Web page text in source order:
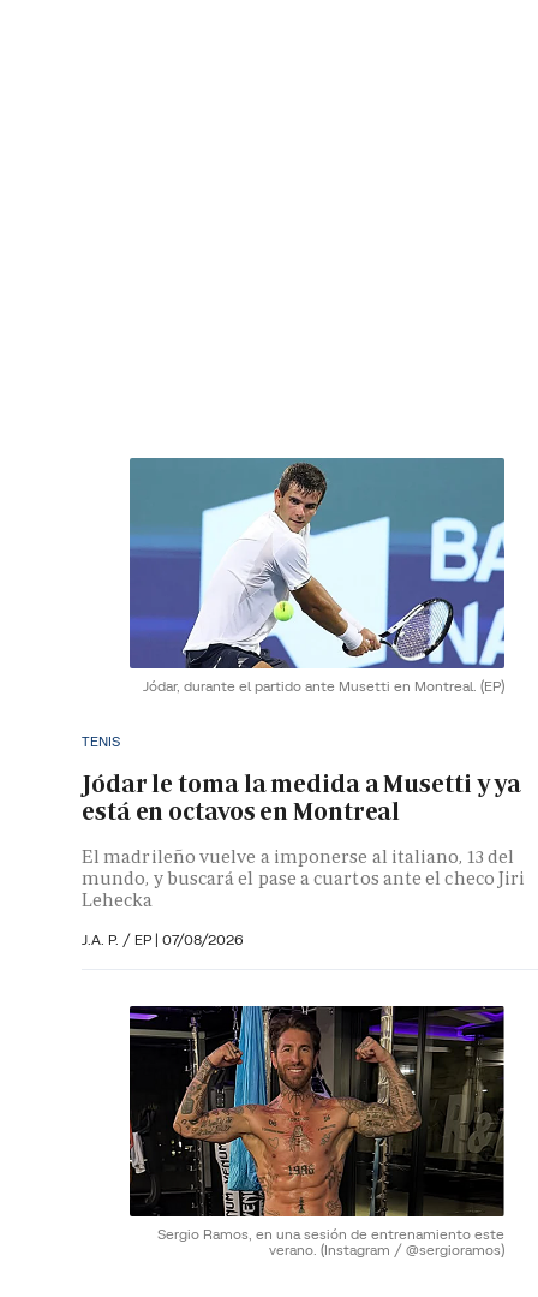
Jódar, durante el partido ante Musetti en Montreal. (EP)
TENIS
Jódar le toma la medida a Musetti y ya
está en octavos en Montreal
El madrileño vuelve a imponerse al italiano, 13 del
mundo, y buscará el pase a cuartos ante el checo Jiri
Lehecka
J.A. P. / EP | 07/08/2026
Sergio Ramos, en una sesión de entrenamiento este
verano. (Instagram / @sergioramos)